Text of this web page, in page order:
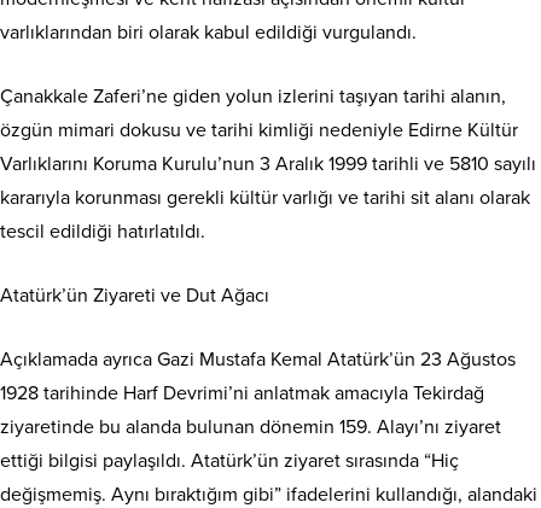
varlıklarından biri olarak kabul edildiği vurgulandı.
Çanakkale Zaferi’ne giden yolun izlerini taşıyan tarihi alanın,
özgün mimari dokusu ve tarihi kimliği nedeniyle Edirne Kültür
Varlıklarını Koruma Kurulu’nun 3 Aralık 1999 tarihli ve 5810 sayılı
kararıyla korunması gerekli kültür varlığı ve tarihi sit alanı olarak
tescil edildiği hatırlatıldı.
Atatürk’ün Ziyareti ve Dut Ağacı
Açıklamada ayrıca Gazi Mustafa Kemal Atatürk’ün 23 Ağustos
1928 tarihinde Harf Devrimi’ni anlatmak amacıyla Tekirdağ
ziyaretinde bu alanda bulunan dönemin 159. Alayı’nı ziyaret
ettiği bilgisi paylaşıldı. Atatürk’ün ziyaret sırasında “Hiç
değişmemiş. Aynı bıraktığım gibi” ifadelerini kullandığı, alandaki